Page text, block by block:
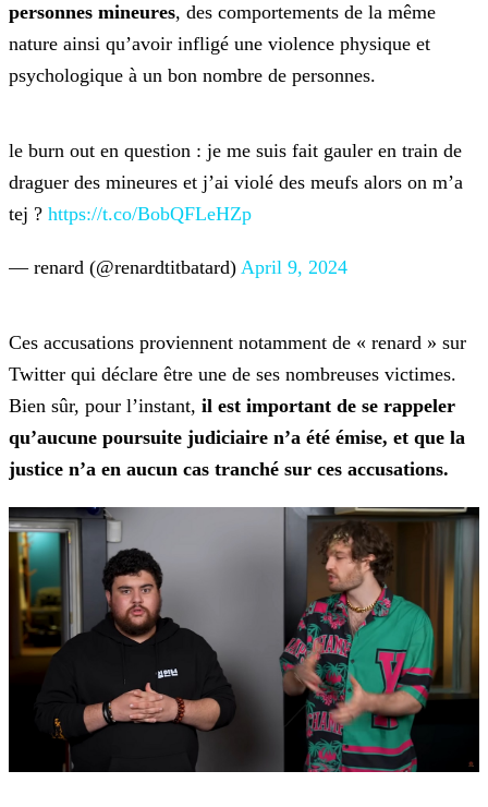
personnes mineures, des comportements de la même
nature ainsi qu’avoir infligé une violence physique et
psychologique à un bon nombre de personnes.
le burn out en question : je me suis fait gauler en train de
draguer des mineures et j’ai violé des meufs alors on m’a
tej ? https://t.co/BobQFLeHZp
— renard (@renardtitbatard) April 9, 2024
Ces accusations proviennent notamment de « renard » sur
Twitter qui déclare être une de ses nombreuses victimes.
Bien sûr, pour l’instant, il est important de se rappeler
qu’aucune poursuite judiciaire n’a été émise, et que la
justice n’a en aucun cas tranché sur ces accusations.